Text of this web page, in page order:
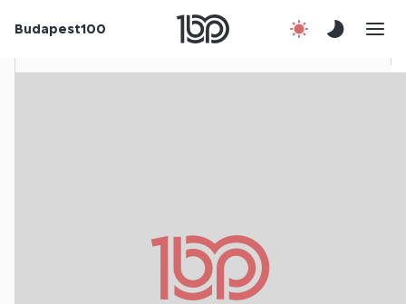
Budapest100